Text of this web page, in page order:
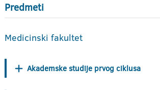
Predmeti
Medicinski fakultet
Akademske studije prvog ciklusa